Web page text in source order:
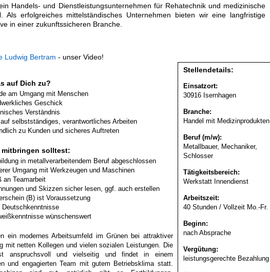
Handels- und Dienstleistungsunternehmen für Rehatechnik und medizinische
Als erfolgreiches mittelständisches Unter­nehmen bieten wir eine langfristige
in einer zukunftssicheren Branche.
Ludwig Bertram - unser Video!
auf Dich zu?
am Umgang mit Menschen
Geschick
Verständnis
selbstständiges, verantwortliches Arbeiten
zu Kunden und sicheres Auftreten
mitbringen solltest:
in metallverarbeitendem Beruf abgeschlossen
Umgang mit Werkzeugen und Maschinen
an Teamarbeit
und Skizzen sicher lesen, ggf. auch erstellen
(B) ist Voraussetzung
Deutschkenntnisse
wünschenswert
ein modernes Arbeitsumfeld im Grünen bei attraktiver
mit netten Kollegen und vielen sozialen Leistungen. Die
anspruchsvoll und vielseitig und findet in einem
und engagierten Team mit gutem Betriebsklima statt.
Stellendetails:
Einsatzort:
30916 Isernhagen
Branche:
Handel mit Medizinprodukten
Beruf (m/w):
Metallbauer, Mechaniker,
Schlosser
Tätigkeitsbereich:
Werkstatt Innendienst
Arbeitszeit:
40 Stunden / Vollzeit Mo.-Fr.
Beginn:
nach Absprache
Vergütung:
leistungsgerechte Bezahlung